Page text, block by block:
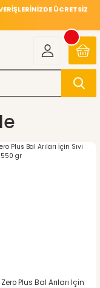
ÜCRETSİZ
Plus Bal Arıları İçin